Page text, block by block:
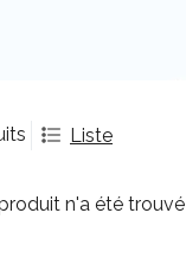
Liste
n'a été trouvé